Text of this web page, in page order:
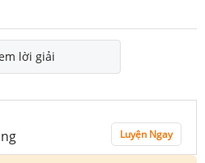
lời giải
Luyện Ngay